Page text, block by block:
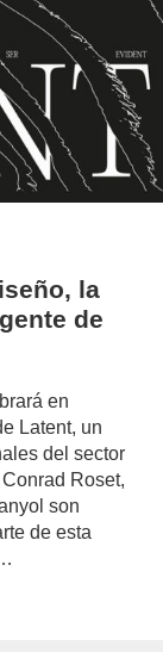
la
de
en
Latent, un
del sector
Roset,
son
de esta
author/redaccion/